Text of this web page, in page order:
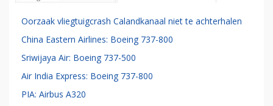
Oorzaak vliegtuigcrash Calandkanaal niet te achterhalen
China Eastern Airlines: Boeing 737-800
Sriwijaya Air: Boeing 737-500
Air India Express: Boeing 737-800
PIA: Airbus A320